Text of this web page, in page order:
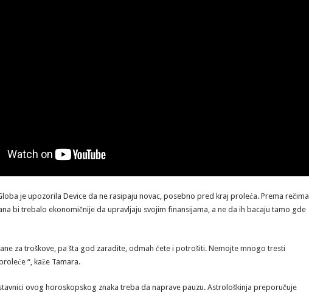
je upozorila Device da ne rasipaju novac, posebno pred kraj proleća. Prema rečima
bi trebalo ekonomičnije da upravljaju svojim finansijama, a ne da ih bacaju tamo gde
za troškove, pa šta god zaradite, odmah ćete i potrošiti. Nemojte mnogo tresti
“, kaže Tamara.
ovog horoskopskog znaka treba da naprave pauzu. Astrološkinja preporučuje